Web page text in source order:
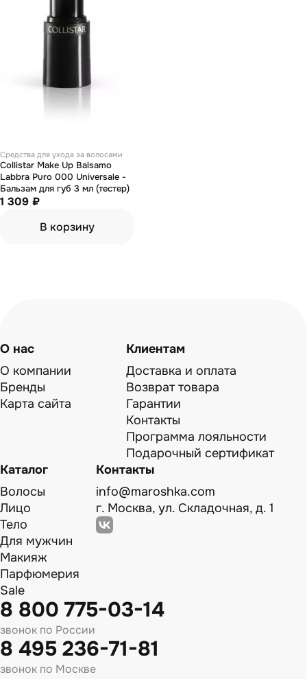
Средства для ухода за волосами
Collistar Make Up Balsamo
Labbra Puro 000 Universale -
Бальзам для губ 3 мл (тестер)
1 309 ₽
В корзину
О нас
О компании
Бренды
Карта сайта
Клиентам
Доставка и оплата
Возврат товара
Гарантии
Контакты
Программа лояльности
Подарочный сертификат
Каталог
Волосы
Лицо
Тело
Для мужчин
Макияж
Парфюмерия
Sale
Контакты
info@maroshka.com
г. Москва, ул. Складочная, д. 1
8 800 775-03-14
звонок по России
8 495 236-71-81
звонок по Москве